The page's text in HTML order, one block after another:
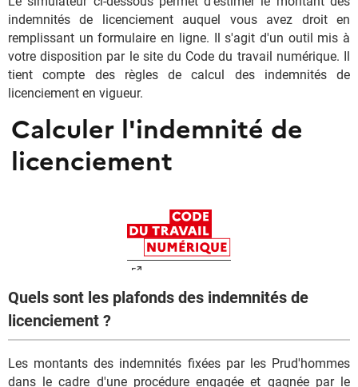
indemnités de licenciement auquel vous avez droit en
remplissant un formulaire en ligne. Il s'agit d'un outil mis à
votre disposition par le site du Code du travail numérique. Il
tient compte des règles de calcul des indemnités de
licenciement en vigueur.
Quels sont les plafonds des indemnités de
licenciement ?
Les montants des indemnités fixées par les Prud'hommes
dans le cadre d'une procédure engagée et gagnée par le